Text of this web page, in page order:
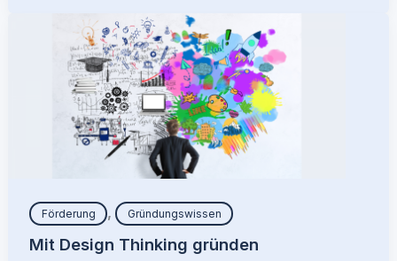
Förderung , Gründungswissen
Mit Design Thinking gründen